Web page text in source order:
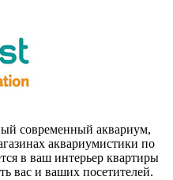
современный аквариум,
аквариумистики по
в ваш интерьер квартиры
вас и ваших посетителей.